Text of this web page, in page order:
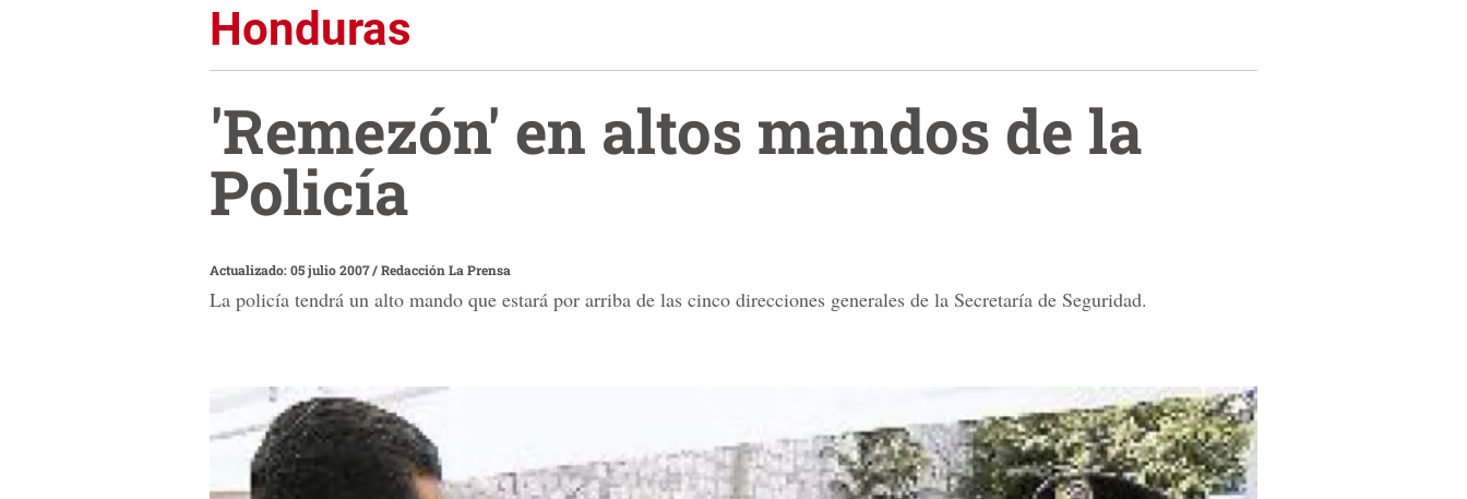
Honduras
'Remezón' en altos mandos de la
Policía
Actualizado: 05 julio 2007/Redacción La Prensa
La policía tendrá un alto mando que estará por arriba de las cinco direcciones generales de la Secretaría de Seguridad.